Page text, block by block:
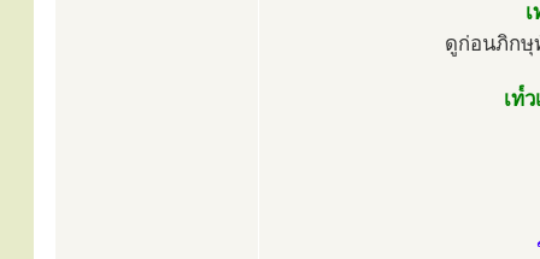
ดูก่อนภิกษุ
เท๎ว